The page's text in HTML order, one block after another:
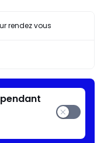
rendez vous